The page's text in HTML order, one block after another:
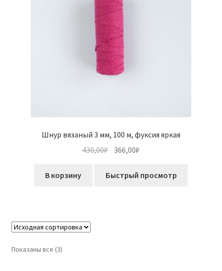
Шнур вязаный 3 мм, 100 м, фуксия яркая
430,00₽ Первоначальная
составляла
366,00₽
366,00₽.
В корзину Быстрый просмотр
Показаны все (3)